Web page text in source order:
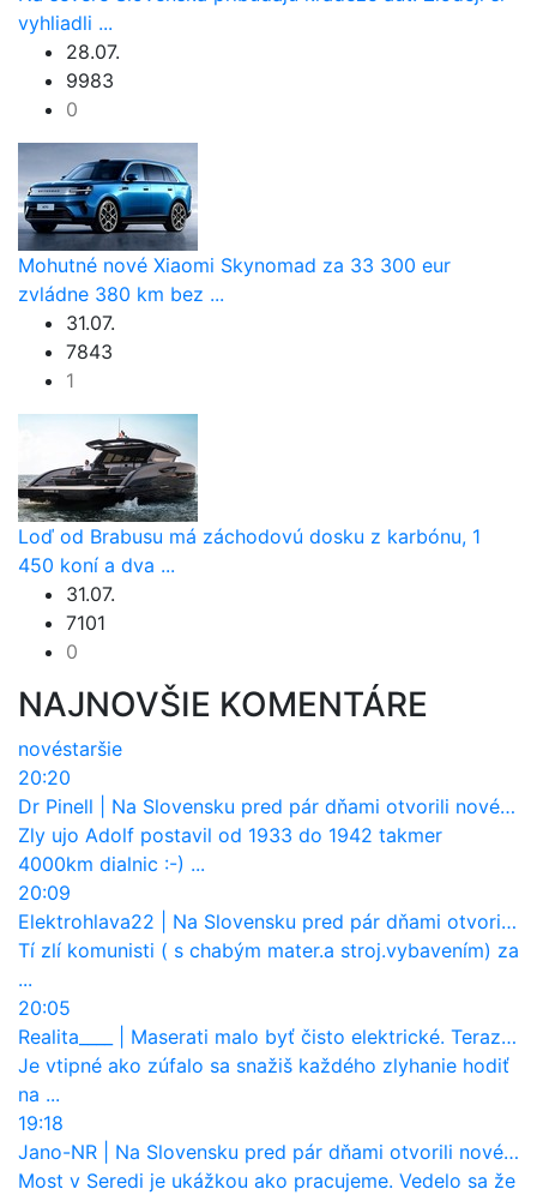
vyhliadli ...
28.07.
9983
0
Mohutné nové Xiaomi Skynomad za 33 300 eur
zvládne 380 km bez ...
31.07.
7843
1
Loď od Brabusu má záchodovú dosku z karbónu, 1
450 koní a dva ...
31.07.
7101
0
NAJNOVŠIE KOMENTÁRE
novéstaršie
20:20
Dr Pinell
Na Slovensku pred pár dňami otvorili nové mosty, ktoré to sú?
Zly ujo Adolf postavil od 1933 do 1942 takmer
4000km dialnic :-) ...
20:09
Elektrohlava22
Na Slovensku pred pár dňami otvorili nové mosty, ktoré to sú?
Tí zlí komunisti ( s chabým mater.a stroj.vybavením) za
...
20:05
Realita____
Maserati malo byť čisto elektrické. Teraz zisťuje, že potrebuje nový osemvalcový motor
Je vtipné ako zúfalo sa snažiš každého zlyhanie hodiť
na ...
19:18
Jano-NR
Na Slovensku pred pár dňami otvorili nové mosty, ktoré to sú?
Most v Seredi je ukážkou ako pracujeme. Vedelo sa že